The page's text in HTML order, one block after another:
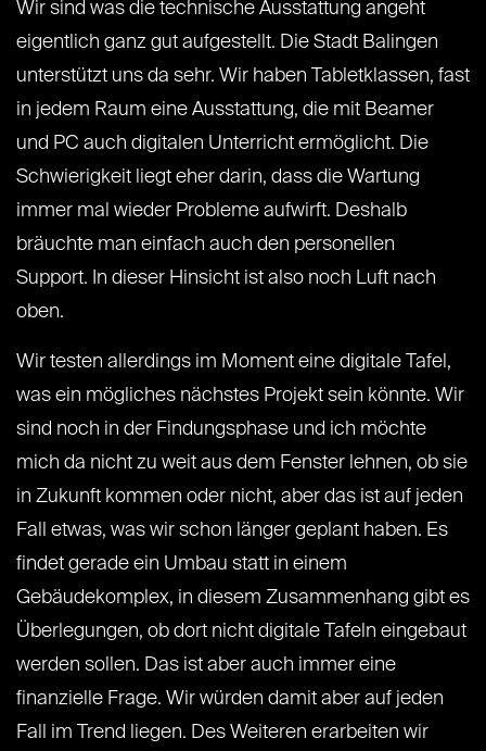
Wir sind was die technische Ausstattung angeht
eigentlich ganz gut aufgestellt. Die Stadt Balingen
unterstützt uns da sehr. Wir haben Tabletklassen, fast
in jedem Raum eine Ausstattung, die mit Beamer
und PC auch digitalen Unterricht ermöglicht. Die
Schwierigkeit liegt eher darin, dass die Wartung
immer mal wieder Probleme aufwirft. Deshalb
bräuchte man einfach auch den personellen
Support. In dieser Hinsicht ist also noch Luft nach
oben.
Wir testen allerdings im Moment eine digitale Tafel,
was ein mögliches nächstes Projekt sein könnte. Wir
sind noch in der Findungsphase und ich möchte
mich da nicht zu weit aus dem Fenster lehnen, ob sie
in Zukunft kommen oder nicht, aber das ist auf jeden
Fall etwas, was wir schon länger geplant haben. Es
findet gerade ein Umbau statt in einem
Gebäudekomplex, in diesem Zusammenhang gibt es
Überlegungen, ob dort nicht digitale Tafeln eingebaut
werden sollen. Das ist aber auch immer eine
finanzielle Frage. Wir würden damit aber auf jeden
Fall im Trend liegen. Des Weiteren erarbeiten wir